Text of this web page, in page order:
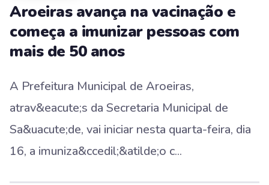
Aroeiras avança na vacinação e
começa a imunizar pessoas com
mais de 50 anos
A Prefeitura Municipal de Aroeiras,
atrav&eacute;s da Secretaria Municipal de
Sa&uacute;de, vai iniciar nesta quarta-feira, dia
16, a imuniza&ccedil;&atilde;o c...